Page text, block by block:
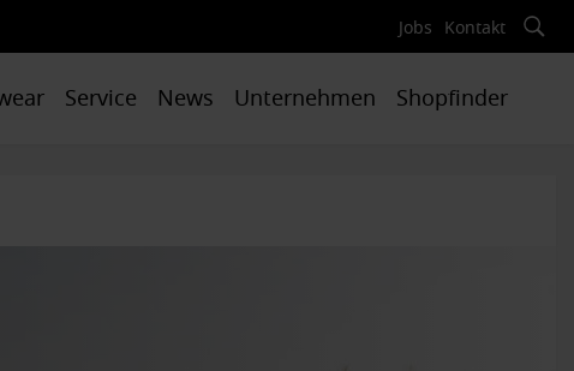
Jobs Kontakt
Service News Unternehmen Shopfinder